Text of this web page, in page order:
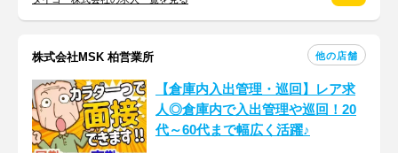
株式会社MSK 柏営業所 他の店舗
【倉庫内入出管理・巡回】レア求
人◎倉庫内で入出管理や巡回！20
代～60代まで幅広く活躍♪